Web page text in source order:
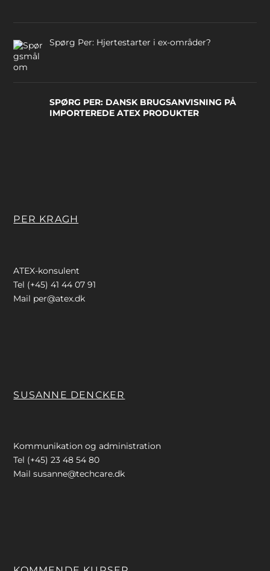
Spørg Per: Hjertestarter i ex-områder?
SPØRG PER: DANSK BRUGSANVISNING PÅ
IMPORTEREDE ATEX PRODUKTER
PER KRAGH
ATEX-konsulent
Tel (+45) 41 44 07 91
Mail per@atex.dk
SUSANNE DENCKER
Kommunikation og administration
Tel (+45) 23 48 54 80
Mailsusanne@techcare.dk